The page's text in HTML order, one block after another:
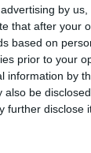
by
that after your
based on
prior to your
by
be
further disclose
technologijų
2011
greitis atitinka
greitis perkelti